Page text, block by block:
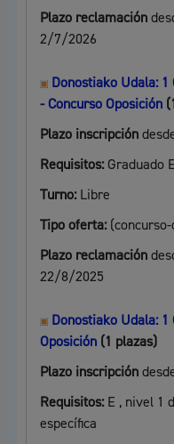
Plazo reclamación
2/7/2026
Donostiako Udala: 1
- Concurso Oposición
Plazo inscripción
Requisitos: Graduado
Turno: Libre
Tipo oferta:
Plazo reclamación
22/8/2025
Donostiako Udala: 1
Oposición(1 plazas)
Plazo inscripción
Requisitos: E , nivel 1
específica